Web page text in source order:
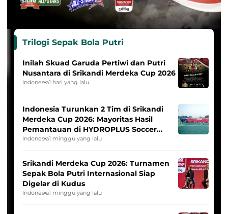
Trilogi Sepak Bola Putri
Inilah Skuad Garuda Pertiwi dan Putri
Nusantara di Srikandi Merdeka Cup 2026
Indonesia1 hari yang lalu
Indonesia Turunkan 2 Tim di Srikandi
Merdeka Cup 2026: Mayoritas Hasil
Pemantauan di HYDROPLUS Soccer
League
Indonesia1 minggu yang lalu
Srikandi Merdeka Cup 2026: Turnamen
Sepak Bola Putri Internasional Siap
Digelar di Kudus
Indonesia1 minggu yang lalu